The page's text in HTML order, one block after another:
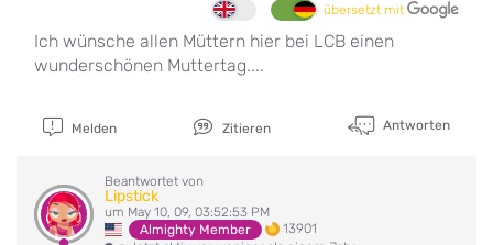
übersetzt mit
Ich wünsche allen Müttern hier bei LCB einen
wunderschönen Muttertag....
Melden Zitieren Antworten
Beantwortet von
Lipstick
um May 10, 09, 03:52:53 PM
Almighty Member
13901